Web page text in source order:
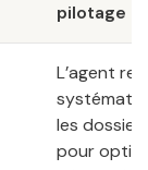
pilotage
L’agent
les
pour